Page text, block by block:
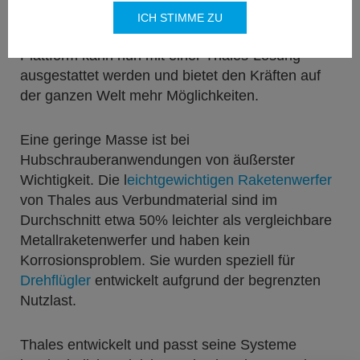
auf der ganzen Welt, einschließlich der
malaysischen Armee, hilft. Eine neue moderne
Plattform kann nun mit einer Thales-Lösung
ausgestattet werden und bietet den Kräften auf
der ganzen Welt mehr Möglichkeiten.
Eine geringe Masse ist bei
Hubschrauberanwendungen von äußerster
Wichtigkeit. Die leichtgewichtigen Raketenwerfer
von Thales aus Verbundmaterial sind im
Durchschnitt etwa 50% leichter als vergleichbare
Metallraketenwerfer und haben kein
Korrosionsproblem. Sie wurden speziell für
Drehflügler entwickelt aufgrund der begrenzten
Nutzlast.
Thales entwickelt und passt seine Systeme
ICH STIMME ZU